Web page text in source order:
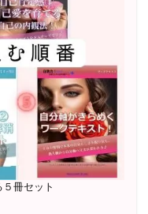
プレッスン 20名様
月フルサポート 累計
を開始
冊セット